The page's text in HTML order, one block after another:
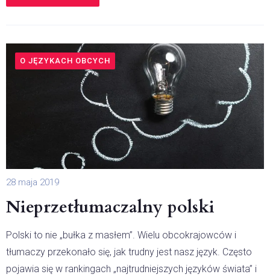
O JĘZYKACH OBCYCH
Nieprzetłumaczalny polski
Polski to nie „bułka z masłem”. Wielu obcokrajowców i
tłumaczy przekonało się, jak trudny jest nasz język. Często
pojawia się w rankingach „najtrudniejszych języków świata” i
28 maja 2019